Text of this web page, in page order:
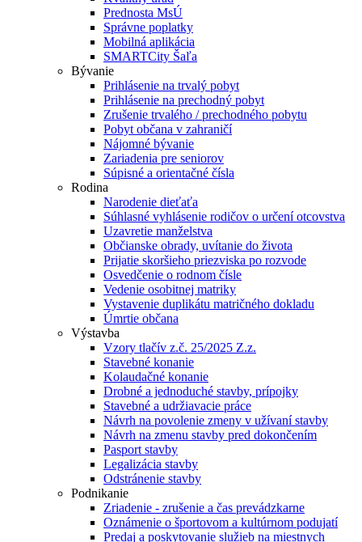
Prednosta MsÚ
Správne poplatky
Mobilná aplikácia
SMARTCity Šaľa
Bývanie
Prihlásenie na trvalý pobyt
Prihlásenie na prechodný pobyt
Zrušenie trvalého / prechodného pobytu
Pobyt občana v zahraničí
Nájomné bývanie
Zariadenia pre seniorov
Súpisné a orientačné čísla
Rodina
Narodenie dieťaťa
Súhlasné vyhlásenie rodičov o určení otcovstva
Uzavretie manželstva
Občianske obrady, uvítanie do života
Prijatie skoršieho priezviska po rozvode
Osvedčenie o rodnom čísle
Vedenie osobitnej matriky
Vystavenie duplikátu matričného dokladu
Úmrtie občana
Výstavba
Vzory tlačív z.č. 25/2025 Z.z.
Stavebné konanie
Kolaudačné konanie
Drobné a jednoduché stavby, prípojky
Stavebné a udržiavacie práce
Návrh na povolenie zmeny v užívaní stavby
Návrh na zmenu stavby pred dokončením
Pasport stavby
Legalizácia stavby
Odstránenie stavby
Podnikanie
Zriadenie - zrušenie a čas prevádzkarne
Oznámenie o športovom a kultúrnom podujatí
Predaj a poskytovanie služieb na miestnych